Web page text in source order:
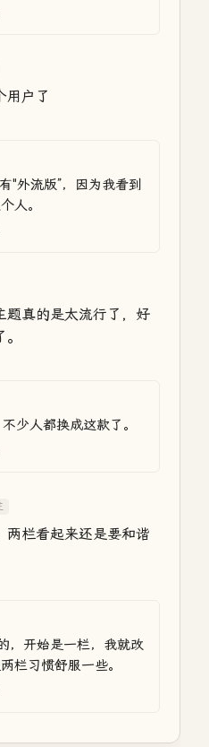
用户了
"外流版”，因为我看到
人。
题真的是太流行了，好
少人都换成这款了。
两栏看起来还是要和谐
，开始是一栏，我就改
栏习惯舒服一些。